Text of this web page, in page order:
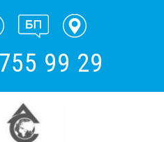
99 29